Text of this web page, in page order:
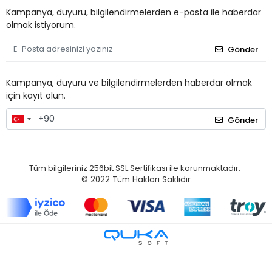
Kampanya, duyuru, bilgilendirmelerden e-posta ile haberdar
olmak istiyorum.
Gönder
Kampanya, duyuru ve bilgilendirmelerden haberdar olmak
için kayıt olun.
Gönder
Tüm bilgileriniz 256bit SSL Sertifikası ile korunmaktadır.
© 2022 Tüm Hakları Saklıdır